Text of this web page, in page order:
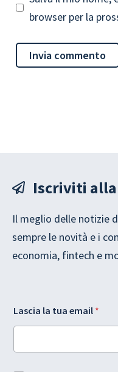
browser per la
Iscriviti
Il meglio delle notizie
sempre le novità e i
economia, fintech e
D
P
Lascia la tua email *